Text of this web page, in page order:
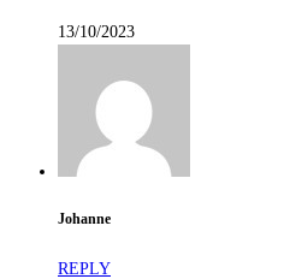
13/10/2023
Johanne
REPLY